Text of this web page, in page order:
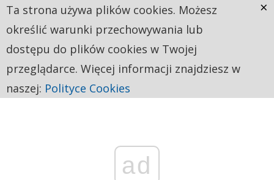
ad
Ta strona używa plików cookies. Możesz
określić warunki przechowywania lub
dostępu do plików cookies w Twojej
przeglądarce. Więcej informacji znajdziesz w
naszej: Polityce Cookies
×